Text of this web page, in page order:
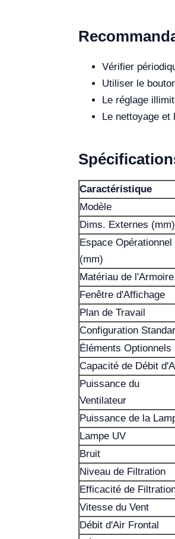
Vérifier
Utiliser le
Le réglage
Le nettoyage et
Caractéristique
Modèle
Dims. Externes (mm)
Espace Opérationnel
(mm)
Matériau de l'Armoire
Fenêtre d'Affichage
Plan de Travail
Configuration
Éléments Optionnels
Capacité de Débit
Puissance du
Ventilateur
Puissance de la
Lampe UV
Bruit
Niveau de Filtration
Efficacité de
Vitesse du Vent
Débit d'Air Frontal